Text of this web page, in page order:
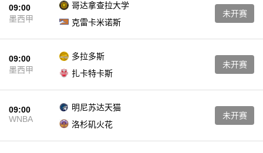
09:00
墨西甲
哥达拿查拉大学
克雷卡米诺斯
未开赛
09:00
墨西甲
多拉多斯
扎卡特卡斯
未开赛
09:00
WNBA
明尼苏达天猫
洛杉矶火花
未开赛